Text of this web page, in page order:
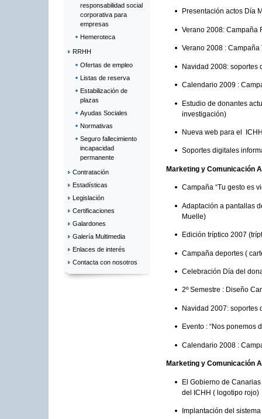
responsabilidad social
corporativa para
empresas
Hemeroteca
RRHH
Ofertas de empleo
Listas de reserva
Estabilización de
plazas
Ayudas Sociales
Normativas
Seguro fallecimiento
incapacidad
permanente
Contratación
Estadísticas
Legislación
Certificaciones
Galardones
Galería Multimedia
Enlaces de interés
Contacta con nosotros
Presentación actos Día
Verano 2008: Campaña
Verano 2008 :
Navidad 2008: soportes
Calendario 2009 :
Estudio de donantes
investigación)
Nueva web para el
Soportes digitales
Marketing y Comunicación
Campaña “Tu gesto es
Adaptación a pantallas
Muelle)
Edición tríptico 2007
Campaña deportes (
Celebración Día del
2º Semestre : Diseño
Navidad 2007: soportes
Evento : “Nos ponemos
Calendario 2008 :
Marketing y Comunicación
El Gobierno de
del ICHH ( logotipo rojo)
Implantación del